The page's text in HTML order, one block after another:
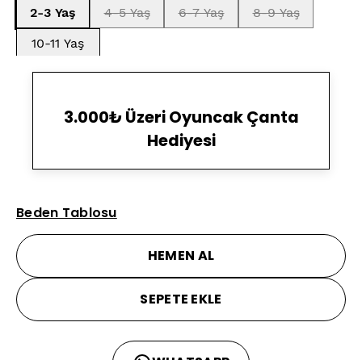
2-3 Yaş 4-5 Yaş 6-7 Yaş
8-9 Yaş
10-11 Yaş
3.000₺ Üzeri Oyuncak Çanta
Hediyesi
Beden Tablosu
HEMEN AL
SEPETE EKLE